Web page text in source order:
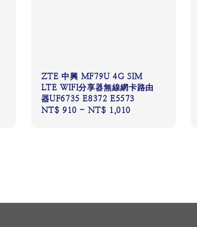
ZTE 中興 MF79U 4G SIM
LTE WIFI分享器無線網卡路由
器UF6735 E8372 E5573
Regular
NT$ 910 - NT$ 1,010